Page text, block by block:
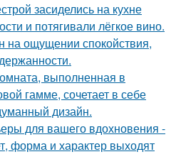
засиделись на кухне
и потягивали лёгкое вино.
на ощущении спокойствия,
выполненная в
гамме, сочетает в себе
дизайн.
для вашего вдохновения -
форма и характер выходят